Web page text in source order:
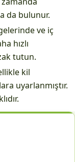
da bulunur.
ve iç
hızlı
tutun.
kil
uyarlanmıştır.